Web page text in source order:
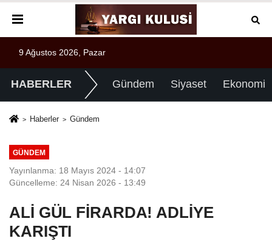
9 Ağustos 2026, Pazar
HABERLER Gündem Siyaset Ekonomi
Haberler Gündem
GÜNDEM
Yayınlanma: 18 Mayıs 2024 - 14:07
Güncelleme: 24 Nisan 2026 - 13:49
ALİ GÜL FİRARDA! ADLİYE
KARIŞTI